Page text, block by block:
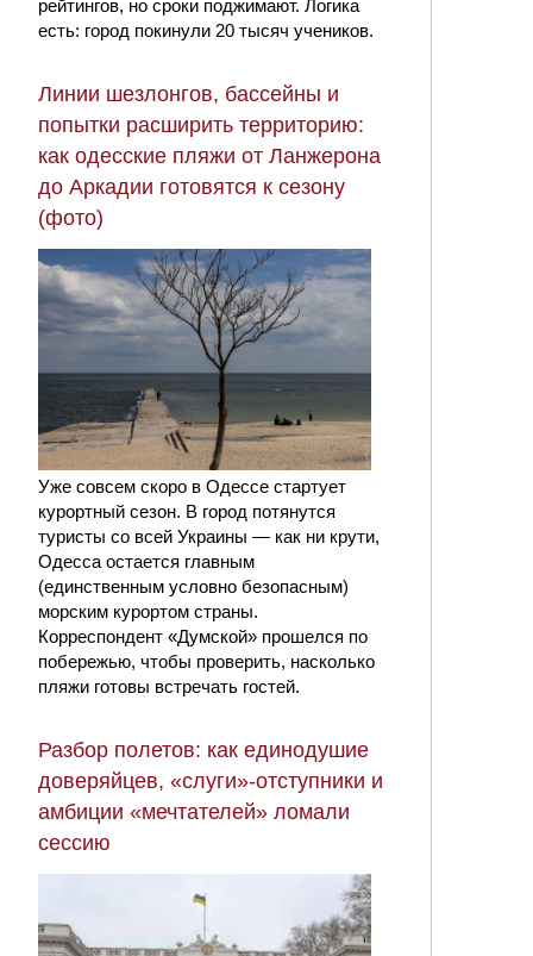
рейтингов, но сроки поджимают. Логика
есть: город покинули 20 тысяч учеников.
Линии шезлонгов, бассейны и
попытки расширить территорию:
как одесские пляжи от Ланжерона
до Аркадии готовятся к сезону
(фото)
Уже совсем скоро в Одессе стартует
курортный сезон. В город потянутся
туристы со всей Украины — как ни крути,
Одесса остается главным
(единственным условно безопасным)
морским курортом страны.
Корреспондент «Думской» прошелся по
побережью, чтобы проверить, насколько
пляжи готовы встречать гостей.
Разбор полетов: как единодушие
доверяйцев, «слуги»-отступники и
амбиции «мечтателей» ломали
сессию